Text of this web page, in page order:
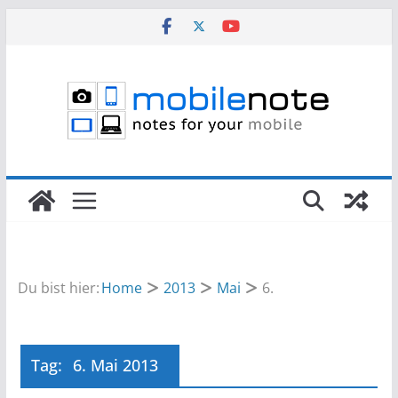
Du bist hier:Home 2013 Mai 6.
Tag: 6. Mai 2013